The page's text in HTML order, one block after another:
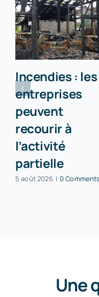
Incendies : les
entreprises
peuvent
recourir à
l’activité
partielle
5 août 2026 | 0
Une